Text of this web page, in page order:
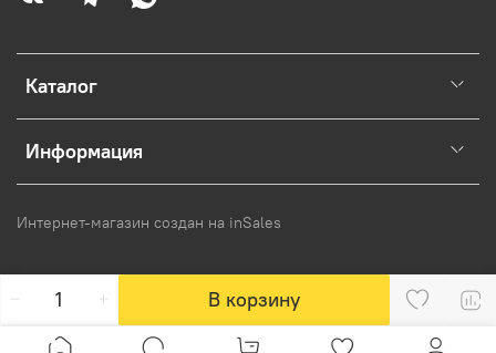
В корзину
Каталог
Информация
Интернет-магазин создан на inSales